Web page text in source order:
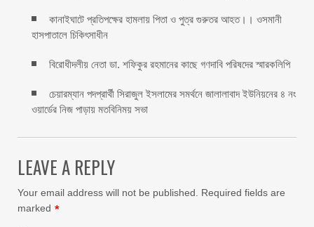
কানাইঘাটে প্রতিপক্ষের হামলায় পিতা ও পুত্র গুরুতর আহত।। ওসমানী
হাসপাতালে চিকিৎসাধীন
বিরোধীদলীয় নেতা ডা. শফিকুর রহমানের কাছে গণদাবি পরিষদের স্মারকলিপি ‎
চেয়ারম্যান পদপ্রার্থী সিরাজুল ইসলামের সমর্থনে জালালাবাদ ইউনিয়নের ৪ নং
ওয়ার্ডের নিজ পাড়ায় মতবিনিময় সভা
LEAVE A REPLY
Your email address will not be published.
Required fields are
marked *